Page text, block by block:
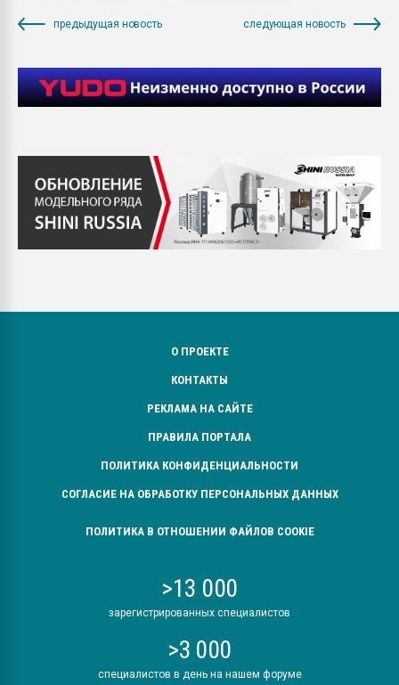
предыдущая новость следующая новость
О ПРОЕКТЕ
КОНТАКТЫ
РЕКЛАМА НА САЙТЕ
ПРАВИЛА ПОРТАЛА
ПОЛИТИКА КОНФИДЕНЦИАЛЬНОСТИ
СОГЛАСИЕ НА ОБРАБОТКУ ПЕРСОНАЛЬНЫХ ДАННЫХ
ПОЛИТИКА В ОТНОШЕНИИ ФАЙЛОВ COOKIE
>13 000
зарегистрированных специалистов
>3 000
специалистов в день на нашем форуме